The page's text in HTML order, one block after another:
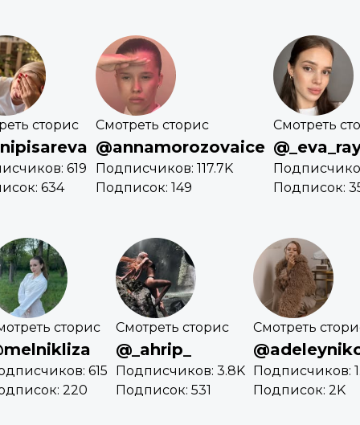
сторис
619
634
Смотреть сторис
@annamorozovaice
Подписчиков: 117.7K
Подписок: 149
Смотреть
Подписок:
сторис
615
220
Смотреть сторис
@_ahrip_
Подписчиков: 3.8K
Подписок: 531
Смотреть
Подписчиков:
Подписок: 2K